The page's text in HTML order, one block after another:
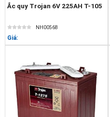
Ắc quy Trojan 6V 225AH T-105
NH00568
Giá: